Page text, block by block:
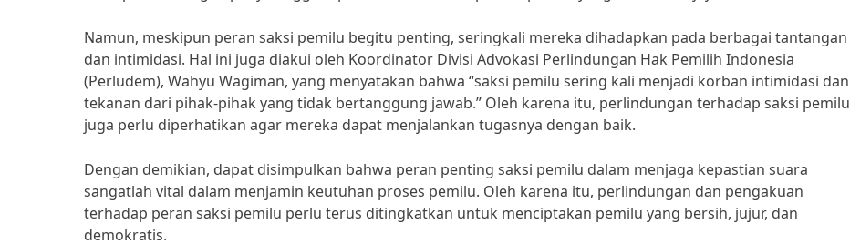
Namun, meskipun peran saksi pemilu begitu penting, seringkali mereka dihadapkan pada berbagai tantangan
dan intimidasi. Hal ini juga diakui oleh Koordinator Divisi Advokasi Perlindungan Hak Pemilih Indonesia
(Perludem), Wahyu Wagiman, yang menyatakan bahwa “saksi pemilu sering kali menjadi korban intimidasi dan
tekanan dari pihak-pihak yang tidak bertanggung jawab.” Oleh karena itu, perlindungan terhadap saksi pemilu
juga perlu diperhatikan agar mereka dapat menjalankan tugasnya dengan baik.
Dengan demikian, dapat disimpulkan bahwa peran penting saksi pemilu dalam menjaga kepastian suara
sangatlah vital dalam menjamin keutuhan proses pemilu. Oleh karena itu, perlindungan dan pengakuan
terhadap peran saksi pemilu perlu terus ditingkatkan untuk menciptakan pemilu yang bersih, jujur, dan
demokratis.